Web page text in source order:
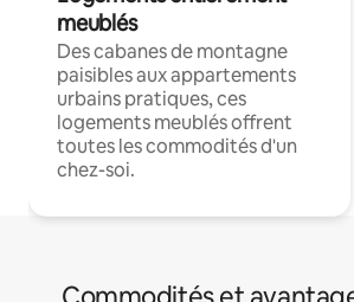
meublés
Des cabanes de montagne
paisibles aux appartements
urbains pratiques, ces
logements meublés offrent
toutes les commodités d'un
chez-soi.